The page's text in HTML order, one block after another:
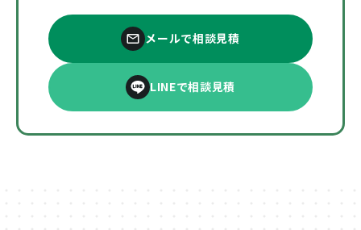
メールで相談見積
LINEで相談見積